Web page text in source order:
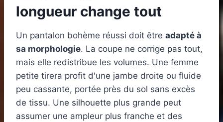
longueur change tout
Un pantalon bohème réussi doit être adapté à
sa morphologie. La coupe ne corrige pas tout,
mais elle redistribue les volumes. Une femme
petite tirera profit d'une jambe droite ou fluide
peu cassante, portée près du sol sans excès
de tissu. Une silhouette plus grande peut
assumer une ampleur plus franche et des